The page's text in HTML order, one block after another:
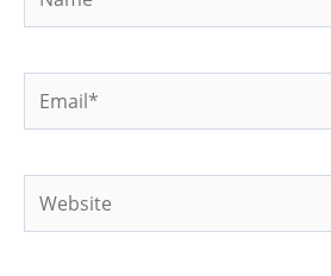
Email*
Website